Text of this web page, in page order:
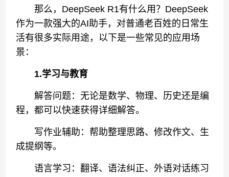
那么，DeepSeek R1有什么用？DeepSeek
作为一款强大的AI助手，对普通老百姓的日常生
活有很多实际用途，以下是一些常见的应用场
景：
1.学习与教育
解答问题：无论是数学、物理、历史还是编
程，都可以快速获得详细解答。
写作业辅助：帮助整理思路、修改作文、生
成提纲等。
语言学习：翻译、语法纠正、外语对话练习